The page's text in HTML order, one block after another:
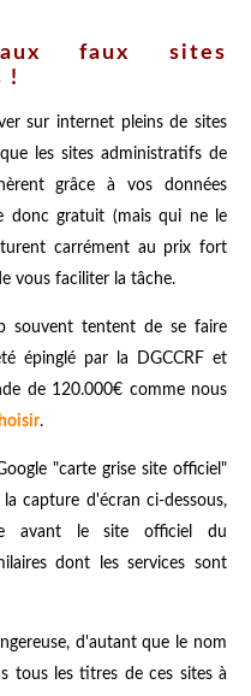
faux sites
!
sur internet pleins de sites
les sites administratifs de
grâce à vos données
donc gratuit (mais qui ne le
carrément au prix fort
vous faciliter la tâche.
souvent tentent de se faire
épinglé par la DGCCRF et
de 120.000€ comme nous
.
"carte grise site officiel"
capture d'écran ci-dessous,
avant le site officiel du
dont les services sont
d'autant que le nom
tous les titres de ces sites à